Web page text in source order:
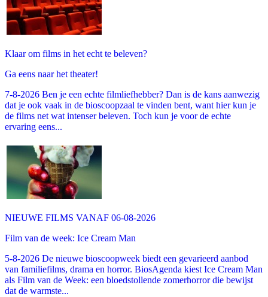
Klaar om films in het echt te beleven?
Ga eens naar het theater!
7-8-2026 Ben je een echte filmliefhebber? Dan is de kans aanwezig
dat je ook vaak in de bioscoopzaal te vinden bent, want hier kun je
de films net wat intenser beleven. Toch kun je voor de echte
ervaring eens...
NIEUWE FILMS VANAF 06-08-2026
Film van de week: Ice Cream Man
5-8-2026 De nieuwe bioscoopweek biedt een gevarieerd aanbod
van familiefilms, drama en horror. BiosAgenda kiest Ice Cream Man
als Film van de Week: een bloedstollende zomerhorror die bewijst
dat de warmste...